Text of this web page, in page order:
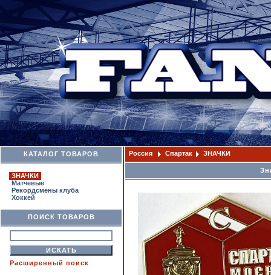
КАТАЛОГ ТОВАРОВ
ЗНАЧКИ
Матчевые
Рекордсмены клуба
Хоккей
ПОИСК ТОВАРОВ
Расширенный поиск
Россия Спартак ЗНАЧКИ